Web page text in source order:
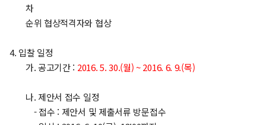
차
순위 협상적격자와 협상
4. 입찰 일정
가. 공고기간 : 2016. 5. 30.(월) ~ 2016. 6. 9.(목)
나. 제안서 접수 일정
- 접수 : 제안서 및 제출서류 방문접수